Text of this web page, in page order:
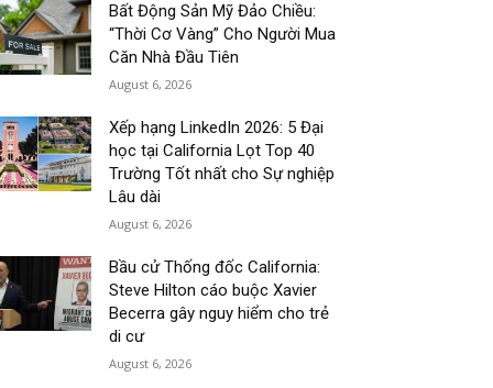
Bất Động Sản Mỹ Đảo Chiều:
“Thời Cơ Vàng” Cho Người Mua
Căn Nhà Đầu Tiên
August 6, 2026
Xếp hạng LinkedIn 2026: 5 Đại
học tại California Lọt Top 40
Trường Tốt nhất cho Sự nghiệp
Lâu dài
August 6, 2026
Bầu cử Thống đốc California:
Steve Hilton cáo buộc Xavier
Becerra gây nguy hiểm cho trẻ
di cư
August 6, 2026